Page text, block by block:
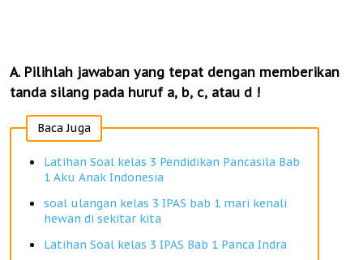
A. Pilihlah jawaban yang tepat dengan memberikan
tanda silang pada huruf a, b, c, atau d !
Baca Juga
Latihan Soal kelas 3 Pendidikan Pancasila Bab
1 Aku Anak Indonesia
soal ulangan kelas 3 IPAS bab 1 mari kenali
hewan di sekitar kita
Latihan Soal kelas 3 IPAS Bab 1 Panca Indra